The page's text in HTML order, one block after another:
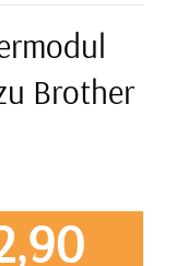
Brother